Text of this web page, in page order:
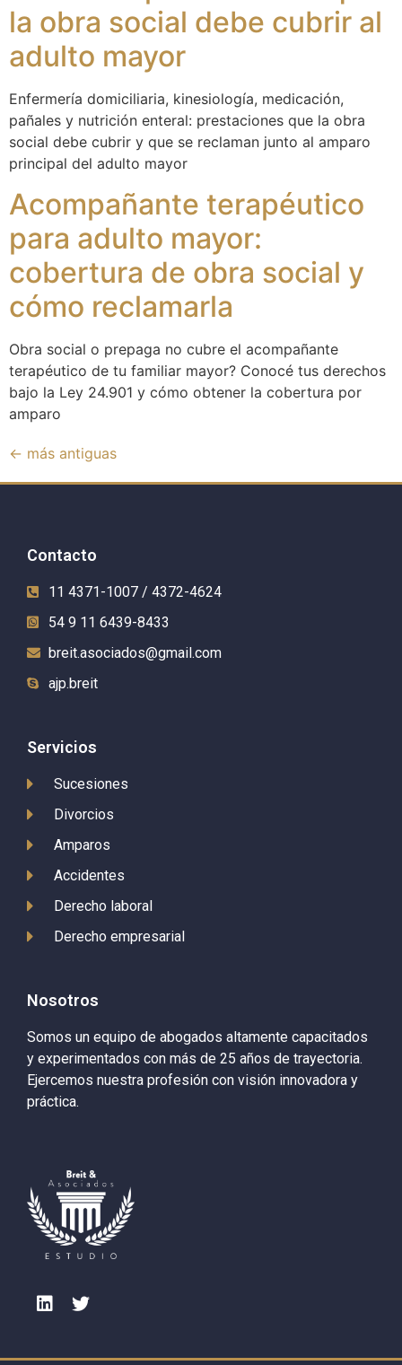
la obra social debe cubrir al
adulto mayor
Enfermería domiciliaria, kinesiología, medicación,
pañales y nutrición enteral: prestaciones que la obra
social debe cubrir y que se reclaman junto al amparo
principal del adulto mayor
Acompañante terapéutico
para adulto mayor:
cobertura de obra social y
cómo reclamarla
Obra social o prepaga no cubre el acompañante
terapéutico de tu familiar mayor? Conocé tus derechos
bajo la Ley 24.901 y cómo obtener la cobertura por
amparo
← más antiguas
Contacto
11 4371-1007 / 4372-4624
54 9 11 6439-8433
breit.asociados@gmail.com
ajp.breit
Servicios
Sucesiones
Divorcios
Amparos
Accidentes
Derecho laboral
Derecho empresarial
Nosotros
Somos un equipo de abogados altamente capacitados
y experimentados con más de 25 años de trayectoria.
Ejercemos nuestra profesión con visión innovadora y
práctica.